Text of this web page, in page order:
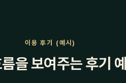
이용 후기 (예시)
을 보여주는 후기